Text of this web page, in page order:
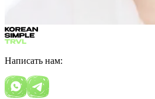
Написать нам: